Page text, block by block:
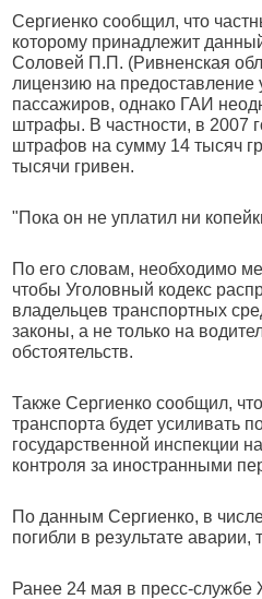
Сергиенко сообщил, что
которому принадлежит
Соловей П.П. (Ривненская
лицензию на предоставление
пассажиров, однако ГАИ
штрафы. В частности, в 2007
штрафов на сумму 14 тысяч
тысячи гривен.
"Пока он не уплатил ни
По его словам, необходимо
чтобы Уголовный кодекс
владельцев транспортных
законы, а не только на
обстоятельств.
Также Сергиенко сообщил,
транспорта будет усиливать
государственной инспекции
контроля за иностранными
По данным Сергиенко, в
погибли в результате
Ранее 24 мая в пресс-службе